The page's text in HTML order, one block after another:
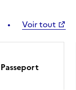
Voir tout
Passeport